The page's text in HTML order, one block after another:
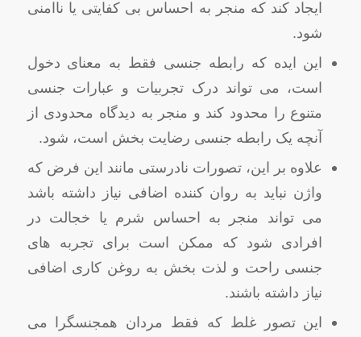
ایجاد کند که منجر به احساس بی کفایتی یا ناامنی
شود.
این ایده که رابطه جنسی فقط به معنای دخول
است، می ‌تواند درک تجربیات و عبارات جنسی
متنوع را محدود کند و منجر به دیدگاه محدودی از
آنچه یک رابطه جنسی رضایت بخش است، شود.
علاوه بر این، تصورات نادرستی مانند این فرض که
واژن نباید به روان کننده اضافی نیاز داشته باشد
می تواند منجر به احساس شرم یا خجالت در
افرادی شود که ممکن است برای تجربه های
جنسی راحت و لذت بخش به روغن کاری اضافی
نیاز داشته باشند.
این تصور غلط که فقط مردان همجنسگرا می